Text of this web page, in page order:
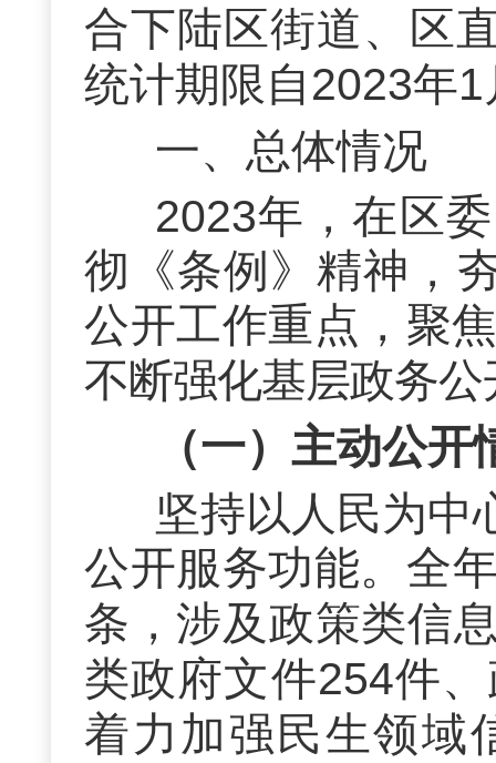
合下陆区街道、区
统计期限自2023年
一、总体情况
2023年，在区
彻 《条例》 精神，
公开工作重点， 聚焦
不断强化基层政务公
（一）主动公开
坚持以人民为中
公开服务功能。全
条，涉及政策类信
类政府文件254件
着力加强民生领域